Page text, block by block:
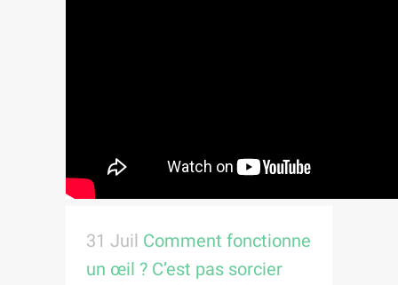
31 Juil Comment fonctionne
un œil ? C’est pas sorcier